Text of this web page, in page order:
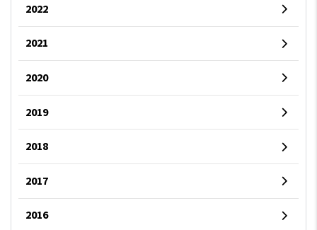
2022
2021
2020
2019
2018
2017
2016